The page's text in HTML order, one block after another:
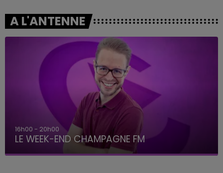
A L'ANTENNE
16h00 - 20h00
LE WEEK-END CHAMPAGNE FM